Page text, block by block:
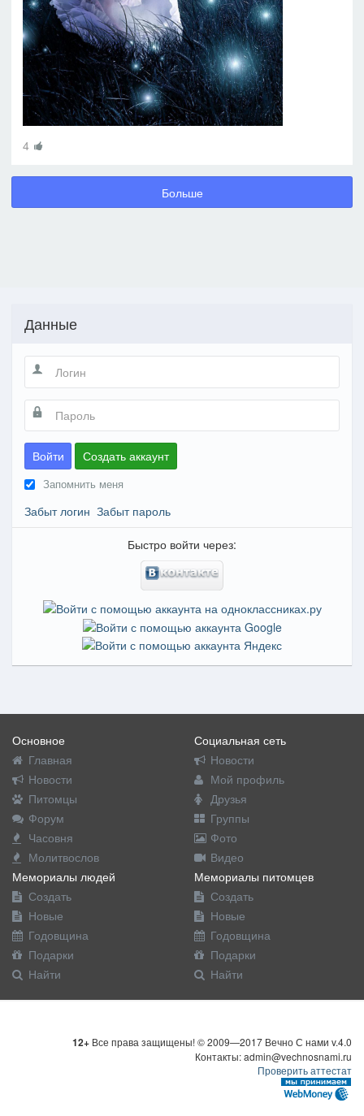
4
Больше
Данные
Войти Создать аккаунт
Запомнить меня
Забыт логин Забыт пароль
Быстро войти через:
Основное
Главная
Новости
Питомцы
Форум
Часовня
Молитвослов
Социальная сеть
Новости
Мой профиль
Друзья
Группы
Фото
Видео
Мемориалы людей
Создать
Новые
Годовщина
Подарки
Найти
Мемориалы питомцев
Создать
Новые
Годовщина
Подарки
Найти
12+ Все права защищены! © 2009—2017 Вечно С нами v.4.0
Контакты: admin@vechnosnami.ru
Проверить аттестат